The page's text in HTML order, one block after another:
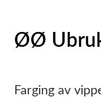
ØØ
Farging av